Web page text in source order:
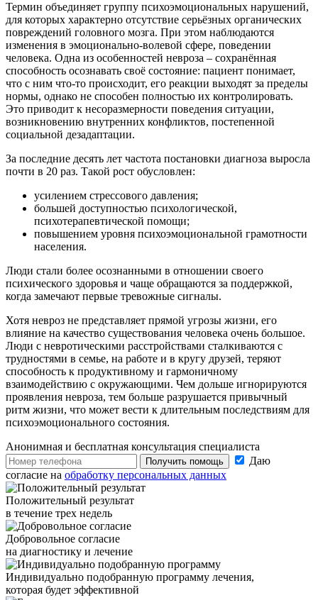
Термин объединяет группу психоэмоциональных нарушений,
для которых характерно отсутствие серьёзных органических
повреждений головного мозга. При этом наблюдаются
изменения в эмоционально-волевой сфере, поведении
человека. Одна из особенностей невроза – сохранённая
способность осознавать своё состояние: пациент понимает,
что с ним что-то происходит, его реакции выходят за пределы
нормы, однако не способен полностью их контролировать.
Это приводит к несоразмерности поведения ситуации,
возникновению внутренних конфликтов, постепенной
социальной дезадаптации.
За последние десять лет частота постановки диагноза выросла
почти в 20 раз. Такой рост обусловлен:
усилением стрессового давления;
большей доступностью психологической,
психотерапевтической помощи;
повышением уровня психоэмоциональной грамотности
населения.
Люди стали более осознанными в отношении своего
психического здоровья и чаще обращаются за поддержкой,
когда замечают первые тревожные сигналы.
Хотя невроз не представляет прямой угрозы жизни, его
влияние на качество существования человека очень большое.
Люди с невротическими расстройствами сталкиваются с
трудностями в семье, на работе и в кругу друзей, теряют
способность к продуктивному и гармоничному
взаимодействию с окружающими. Чем дольше игнорируются
проявления невроза, тем больше разрушается привычный
ритм жизни, что может вести к длительным последствиям для
психоэмоционального состояния.
Анонимная и бесплатная консультация специалиста
Получить помощь
Даю
согласие на обработку персональных данных
Положительный результат
в течение трех недель
Добровольное согласие
на диагностику и лечение
Индивидуально подобранную программу лечения,
которая будет эффективной